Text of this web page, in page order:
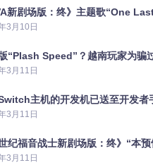
新剧场版：终》主题歌“One
3月10日
“Plash Speed”？越南玩家为骗
3月11日
主机的开发机已送至开发者
3月11日
世纪福音战士新剧场版：终》“本
3月11日